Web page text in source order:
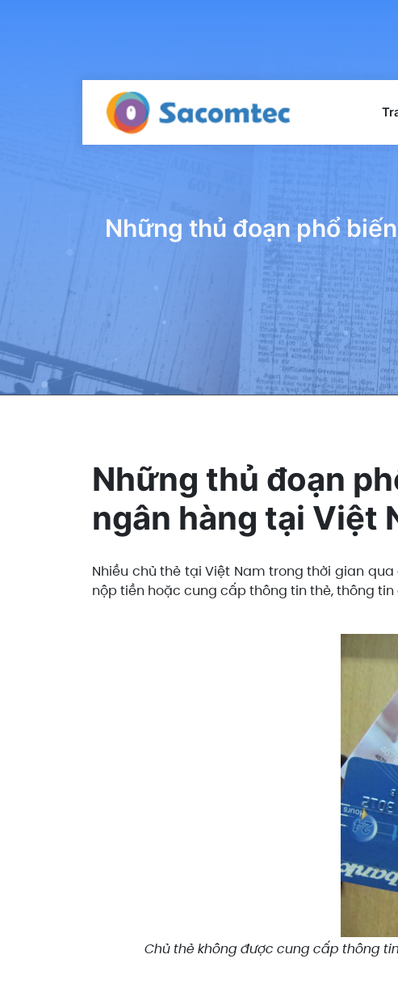
Những thủ đoạn phổ
Những thủ đoạn
ngân hàng tại Việt
Nhiều chủ thẻ tại Việt Nam trong thời gian
nộp tiền hoặc cung cấp thông tin thẻ, thông
Chủ thẻ không được cung cấp thông